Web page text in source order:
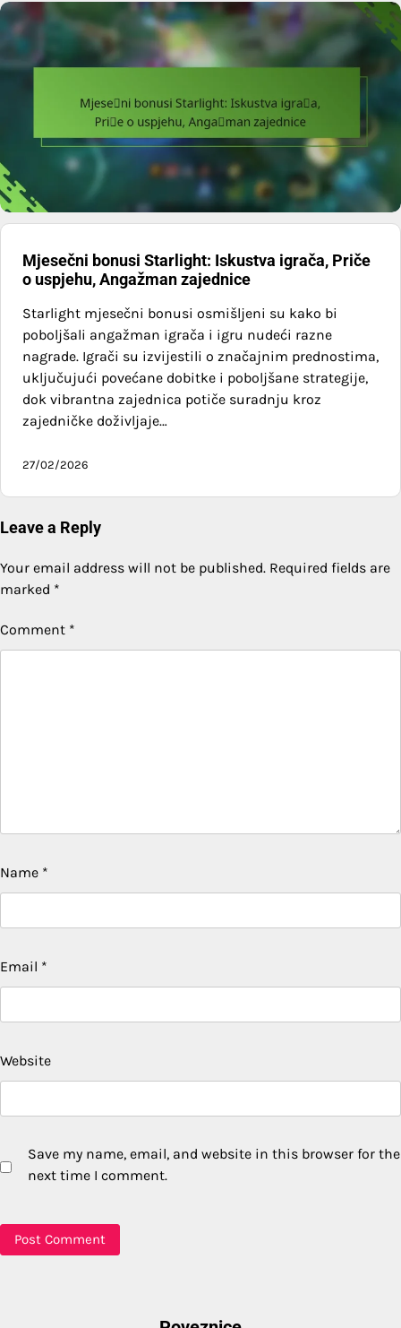
Mjesečni bonusi Starlight: Iskustva igrača, Priče
o uspjehu, Angažman zajednice
Starlight mjesečni bonusi osmišljeni su kako bi
poboljšali angažman igrača i igru nudeći razne
nagrade. Igrači su izvijestili o značajnim prednostima,
uključujući povećane dobitke i poboljšane strategije,
dok vibrantna zajednica potiče suradnju kroz
zajedničke doživljaje…
27/02/2026
Leave a Reply
Your email address will not be published. Required fields are
marked *
Comment *
Name *
Email *
Website
Save my name, email, and website in this browser for the
next time I comment.